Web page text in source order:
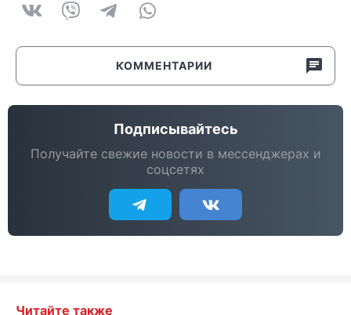
КОММЕНТАРИИ
Подписывайтесь
Получайте свежие новости в мессенджерах и
соцсетях
Читайте также